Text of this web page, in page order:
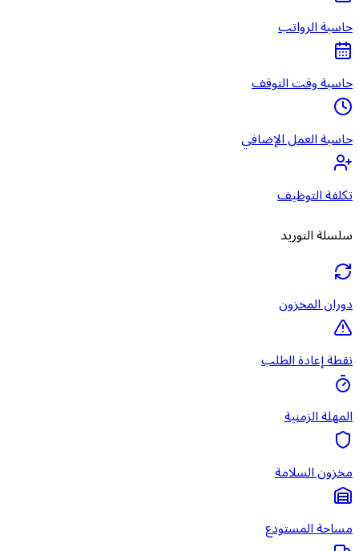
حاسبة الرواتب
حاسبة وقت التوقف
حاسبة العمل الإضافي
تكلفة التوظيف
سلسلة التوريد
دوران المخزون
نقطة إعادة الطلب
المهلة الزمنية
مخزون السلامة
مساحة المستودع